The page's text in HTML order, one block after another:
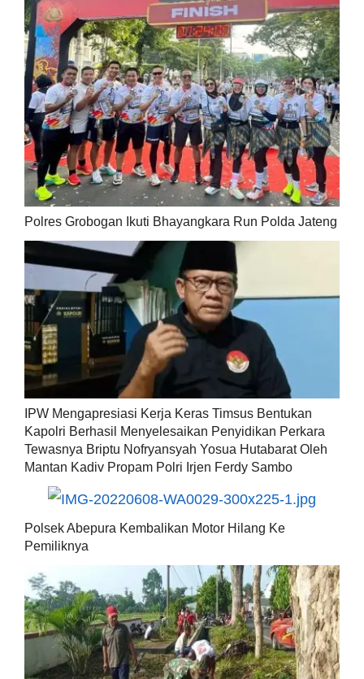
Polres Grobogan Ikuti Bhayangkara Run Polda Jateng
IPW Mengapresiasi Kerja Keras Timsus Bentukan
Kapolri Berhasil Menyelesaikan Penyidikan Perkara
Tewasnya Briptu Nofryansyah Yosua Hutabarat Oleh
Mantan Kadiv Propam Polri Irjen Ferdy Sambo
Polsek Abepura Kembalikan Motor Hilang Ke
Pemiliknya